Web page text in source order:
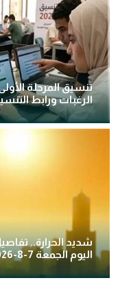
الرغبات ورابط
شديد الحرارة..
اليوم الجمعة 7-8-2026